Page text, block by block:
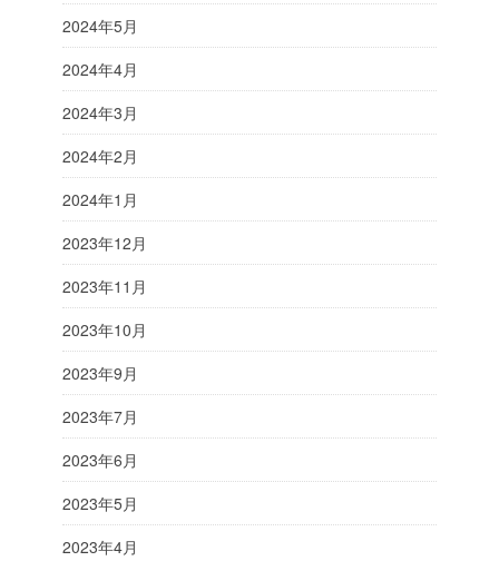
2024年5月
2024年4月
2024年3月
2024年2月
2024年1月
2023年12月
2023年11月
2023年10月
2023年9月
2023年7月
2023年6月
2023年5月
2023年4月